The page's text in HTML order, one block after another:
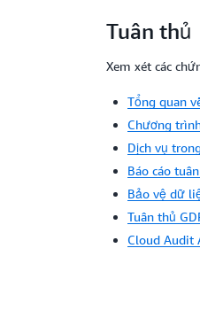
Tuân thủ
Xem xét các
Tổng quan
Chương
Dịch vụ
Báo cáo
Bảo vệ dữ
Tuân thủ
Cloud Audit